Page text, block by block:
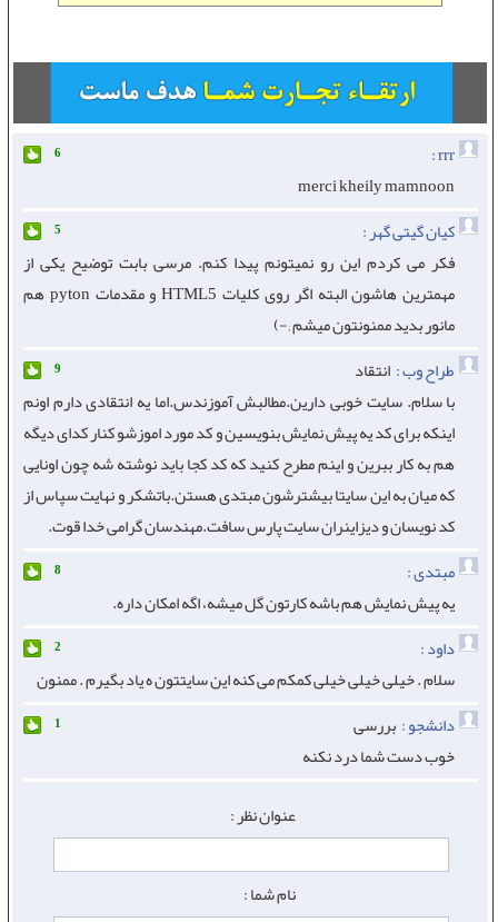
rrr :
6
merci kheily mamnoon
کیان گیتی گهر :
5
فکر می کردم این رو نمیتونم پیدا کنم. مرسی بابت توضیح یکی از
مهمترین هاشون البته اگر روی کلیات HTML5 و مقدمات pyton هم
مانور بدید ممنونتون میشم ;-)
طراح وب : انتقاد 9
با سلام. سایت خوبی دارین.مطالبش آموزندس.اما یه انتقادی دارم اونم
اینکه برای کد یه پیش نمایش بنویسین و کد مورد اموزشو کنار کدای دیگه
هم به کار ببرین و اینم مطرح کنید که کد کجا باید نوشته شه چون اونایی
که میان به این سایتا بیشترشون مبتدی هستن.باتشکر و نهایت سپاس از
کد نویسان و دیزاینران سایت پارس سافت.مهندسان گرامی خدا قوت.
مبتدی :
8
یه پیش نمایش هم باشه کارتون گل میشه، اگه امکان داره.
داود :
2
سلام . خیلی خیلی خیلی کمکم می کنه این سایتتون ه یاد بگیرم . ممنون
دانشجو : بررسی 1
خوب دست شما درد نکنه
عنوان نظر :
نام شما :